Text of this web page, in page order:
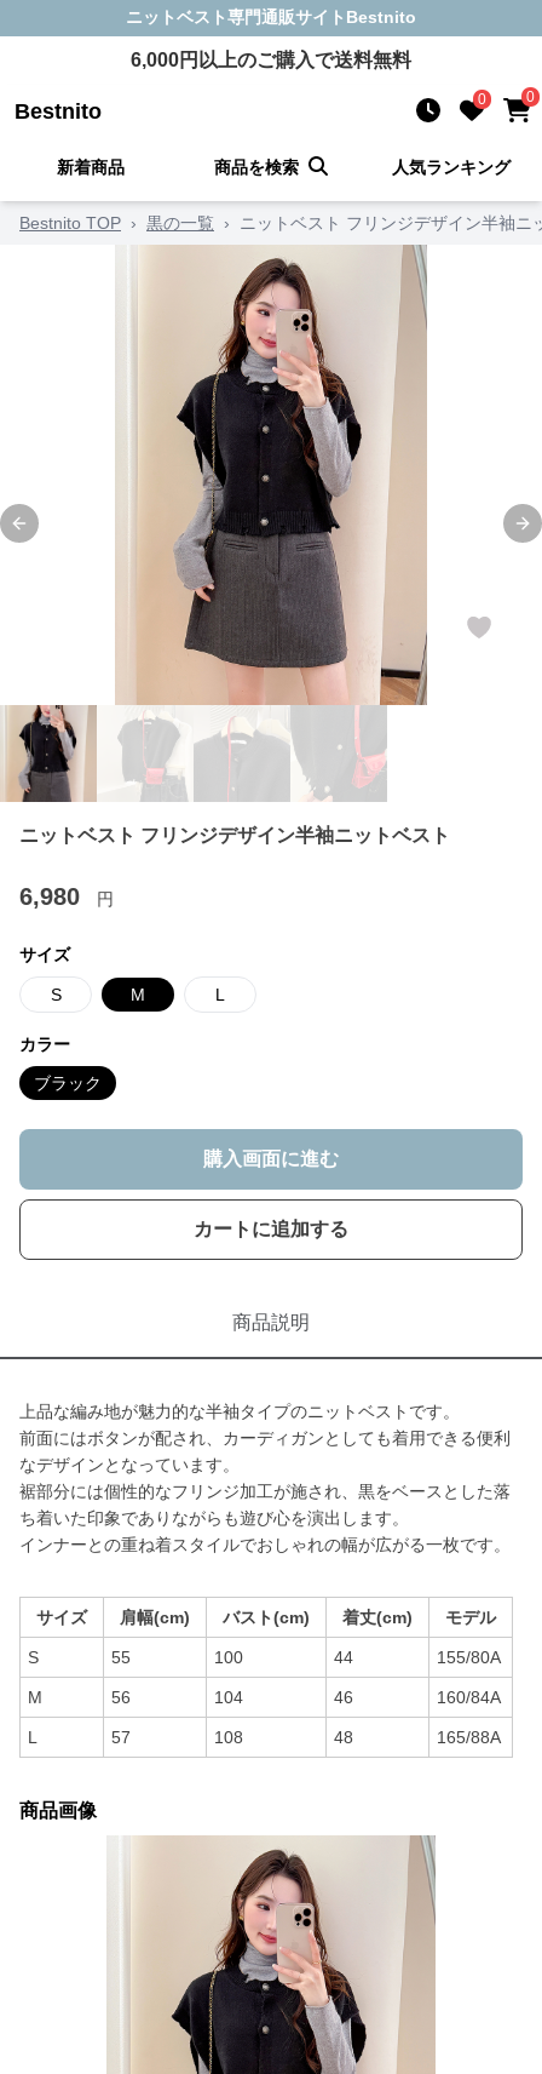
ニットベスト専門通販サイト Bestnito
6,000円以上のご購入で送料無料
Bestnito 0 0
新着商品 商品を検索 人気ランキング
Bestnito TOP › 黒の一覧 › ニットベスト フリンジデザイン半袖ニ
Previous slide
ニットベスト フリンジデザイン半袖ニットベスト
6,980 円
サイズ
S M L
カラー
ブラック
購入画面に進む
カートに追加する
商品説明
上品な編み地が魅力的な半袖タイプのニットベストです。
前面にはボタンが配され、カーディガンとしても着用できる便利
なデザインとなっています。
裾部分には個性的なフリンジ加工が施され、黒をベースとした落
ち着いた印象でありながらも遊び心を演出します。
インナーとの重ね着スタイルでおしゃれの幅が広がる一枚です。
サイズ 肩幅(cm) バスト(cm) 着丈(cm) モデル
S 55 100 44 155/80A
M 56 104 46 160/84A
L 57 108 48 165/88A
商品画像